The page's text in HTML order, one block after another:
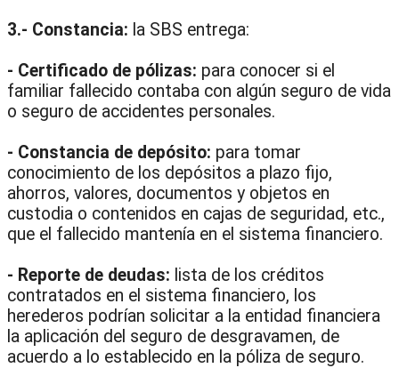
3.- Constancia: la SBS entrega:
- Certificado de pólizas: para conocer si el
familiar fallecido contaba con algún seguro de vida
o seguro de accidentes personales.
- Constancia de depósito: para tomar
conocimiento de los depósitos a plazo fijo,
ahorros, valores, documentos y objetos en
custodia o contenidos en cajas de seguridad, etc.,
que el fallecido mantenía en el sistema financiero.
- Reporte de deudas: lista de los créditos
contratados en el sistema financiero, los
herederos podrían solicitar a la entidad financiera
la aplicación del seguro de desgravamen, de
acuerdo a lo establecido en la póliza de seguro.